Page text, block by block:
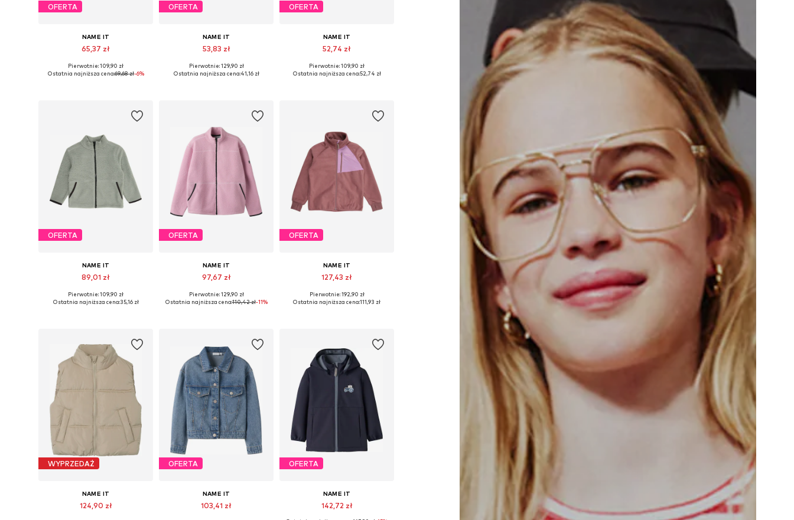
OFERTA
NAME IT
65,37 zł
Pierwotnie: 109,90 zł
Ostatnia najniższa cena:69,68 zł-6%
OFERTA
NAME IT
53,83 zł
Pierwotnie: 129,90 zł
Ostatnia najniższa cena:41,16 zł
OFERTA
NAME IT
52,74 zł
Pierwotnie: 109,90 zł
Ostatnia najniższa cena:52,74 zł
OFERTA
NAME IT
89,01 zł
Pierwotnie: 109,90 zł
Ostatnia najniższa cena:35,16 zł
OFERTA
NAME IT
97,67 zł
Pierwotnie: 129,90 zł
Ostatnia najniższa cena:110,42 zł-11%
OFERTA
NAME IT
127,43 zł
Pierwotnie: 192,90 zł
Ostatnia najniższa cena:111,93 zł
WYPRZEDAŻ
NAME IT
124,90 zł
OFERTA
NAME IT
103,41 zł
OFERTA
NAME IT
142,72 zł